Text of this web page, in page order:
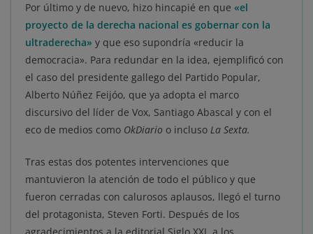
Por último y de nuevo, hizo hincapié en que «el
proyecto de la derecha nacional es gobernar con la
ultraderecha» y que eso supondría «reducir la
democracia». Para redundar en la idea, ejemplificó con
el caso del presidente gallego del Partido Popular,
Alberto Núñez Feijóo, que ya adopta el marco
discursivo del líder de Vox, Santiago Abascal y con el
eco de medios como OkDiario o incluso La Sexta.
Tras estas dos potentes intervenciones que
mantuvieron la atención de todo el público y que
fueron cerradas con calurosos aplausos, llegó el turno
del protagonista, Steven Forti. Después de los